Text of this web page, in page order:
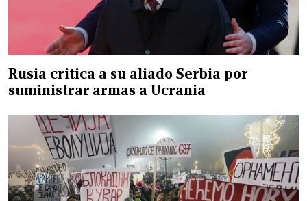
Rusia critica a su aliado Serbia por
suministrar armas a Ucrania